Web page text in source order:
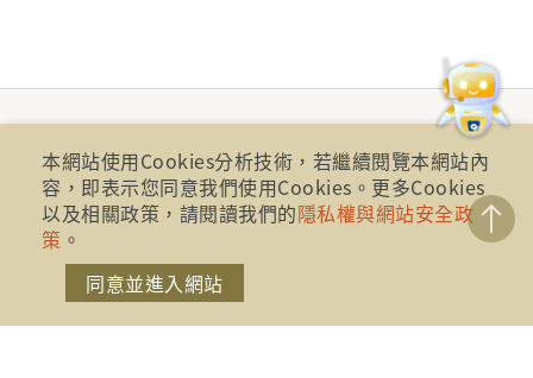
財團法人金融消費評議中心 著作權所有
本網站使用Cookies分析技術，若繼續閱覽本網站內
容，即表示您同意我們使用Cookies。更多Cookies
以及相關政策，請閱讀我們的隱私權與網站安全政
策 。
同意並進入網站